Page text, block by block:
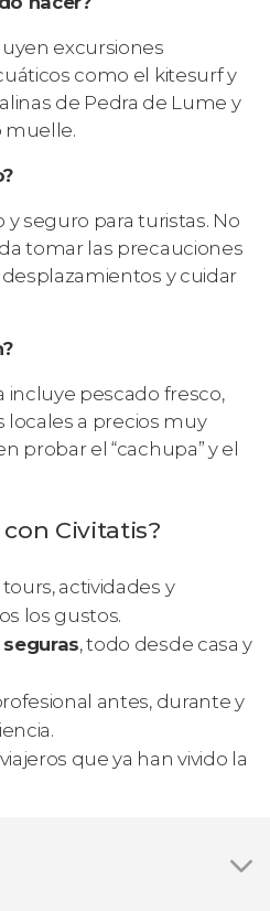
excursiones
como el kitesurf y
de Pedra de Lume y
muelle.
y seguro para turistas. No
tomar las precauciones
y cuidar
incluye pescado fresco,
locales a precios muy
probar el “cachupa” y el
Civitatis?
actividades y
los gustos.
, todo desde casa y
antes, durante y
que ya han vivido la